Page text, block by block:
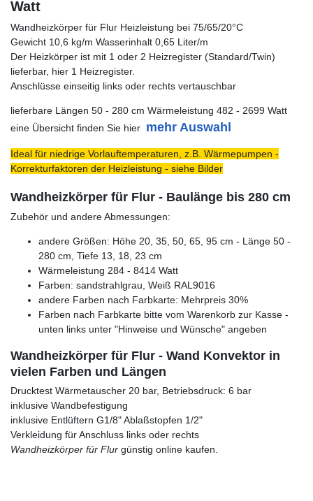
Watt
Wandheizkörper für Flur Heizleistung bei 75/65/20°C
Gewicht 10,6 kg/m Wasserinhalt 0,65 Liter/m
Der Heizkörper ist mit 1 oder 2 Heizregister (Standard/Twin)
lieferbar, hier 1 Heizregister.
Anschlüsse einseitig links oder rechts vertauschbar
lieferbare Längen 50 - 280 cm Wärmeleistung 482 - 2699 Watt
eine Übersicht finden Sie hier mehr Auswahl
Ideal für niedrige Vorlauftemperaturen, z.B. Wärmepumpen -
Korrekturfaktoren der Heizleistung - siehe Bilder
Wandheizkörper für Flur - Baulänge bis 280 cm
Zubehör und andere Abmessungen:
andere Größen: Höhe 20, 35, 50, 65, 95 cm - Länge 50 -
280 cm, Tiefe 13, 18, 23 cm
Wärmeleistung 284 - 8414 Watt
Farben: sandstrahlgrau, Weiß RAL9016
andere Farben nach Farbkarte: Mehrpreis 30%
Farben nach Farbkarte bitte vom Warenkorb zur Kasse -
unten links unter "Hinweise und Wünsche" angeben
Wandheizkörper für Flur - Wand Konvektor in
vielen Farben und Längen
Drucktest Wärmetauscher 20 bar, Betriebsdruck: 6 bar
inklusive Wandbefestigung
inklusive Entlüftern G1/8" Ablaßstopfen 1/2"
Verkleidung für Anschluss links oder rechts
Wandheizkörper für Flur günstig online kaufen.